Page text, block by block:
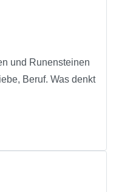
und Runensteinen
Beruf. Was denkt